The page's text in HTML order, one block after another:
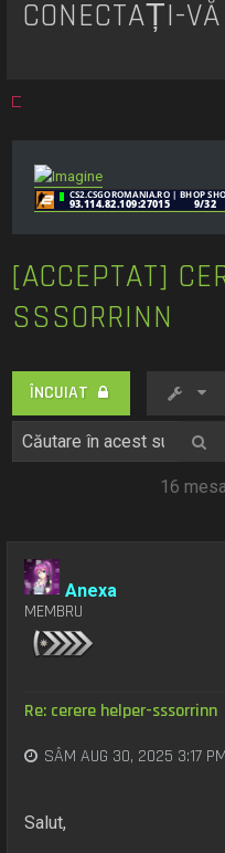
CONECTAȚI-
[ACCEPTAT]
SSSORRINN
ÎNCUIAT
16
Anexa
MEMBRU
Re: cerere helper-sssorrinn
SÂM AUG 30, 2025 3:17 PM
Salut,